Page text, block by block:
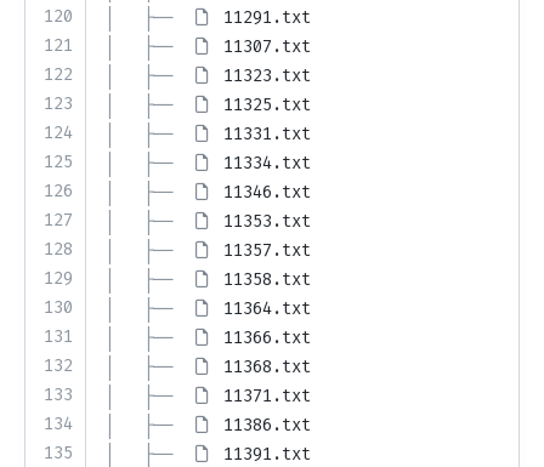
120
121
122
123
124
125
126
127
128
129
130
131
132
133
134
135
│   ├──
11291.txt
│   ├──
11307.txt
│   ├──
11323.txt
│   ├──
11325.txt
│   ├──
11331.txt
│   ├──
11334.txt
│   ├──
11346.txt
│   ├──
11353.txt
│   ├──
11357.txt
│   ├──
11358.txt
│   ├──
11364.txt
│   ├──
11366.txt
│   ├──
11368.txt
│   ├──
11371.txt
│   ├──
11386.txt
│   ├──
11391.txt